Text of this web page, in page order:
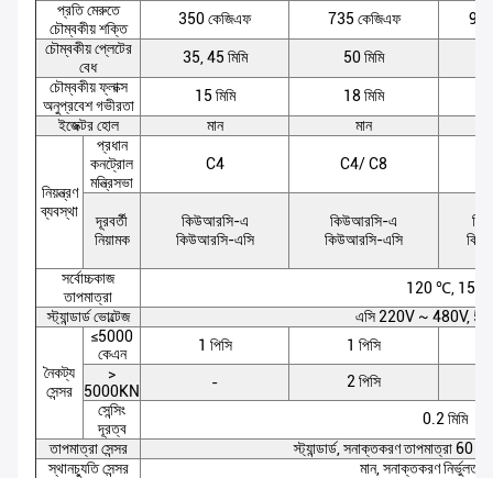
প্রতি মেরুতে
চৌম্বকীয় শক্তি
350 কেজিএফ 735 কেজিএফ
চৌম্বকীয় প্লেটের
বেধ
35, 45 মিমি 50 মিমি
চৌম্বকীয় ফ্লাক্স
অনুপ্রবেশ গভীরতা
15 মিমি 18 মিমি
ইজেক্টর হোল
মান মান
নিয়ন্ত্রণ
ব্যবস্থা
প্রধান
কনট্রোল
মন্ত্রিসভা
C4 C4/ C8
দূরবর্তী
নিয়ামক
কিউআরসি-এ
কিউআরসি-এসি
কিউআরসি-এ
কিউআরসি-এসি
সর্বোচ্চকাজ
তাপমাত্রা
120 ℃, 150
স্ট্যান্ডার্ড ভোল্টেজ
এসি 220V ~ 480V,
নৈকট্য
সেন্সর
≤5000
কেএন
1 পিসি
1 পিসি
>
5000KN
- 2 পিসি
সেন্সিং
দূরত্ব
0.2 মিমি
তাপমাত্রা সেন্সর
স্ট্যান্ডার্ড, সনাক্তকরণ তাপমাত্রা 60
স্থানচ্যুতি সেন্সর
মান, সনাক্তকরণ নির্ভুলতা